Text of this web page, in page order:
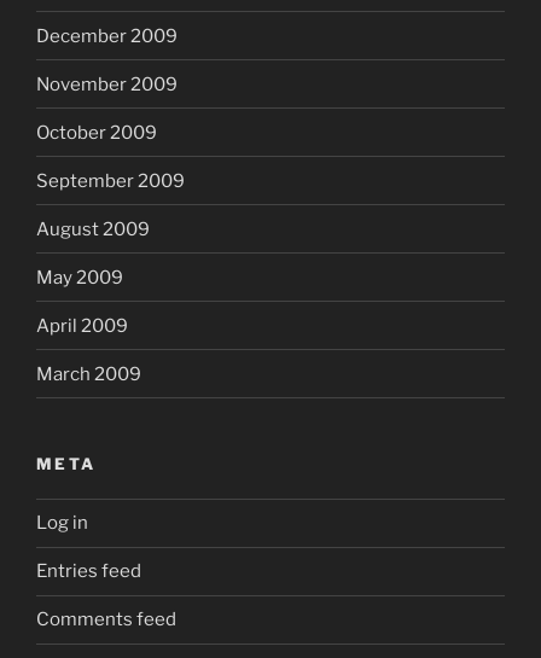
December 2009
November 2009
October 2009
September 2009
August 2009
May 2009
April 2009
March 2009
META
Log in
Entries feed
Comments feed